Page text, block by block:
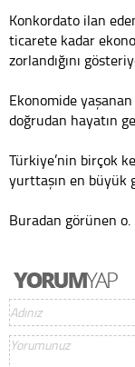
Konkordato ilan
ticarete kadar
zorlandığını
Ekonomide
doğrudan hayatın
Türkiye’nin birçok
yurttaşın en büyük
Buradan görünen o.